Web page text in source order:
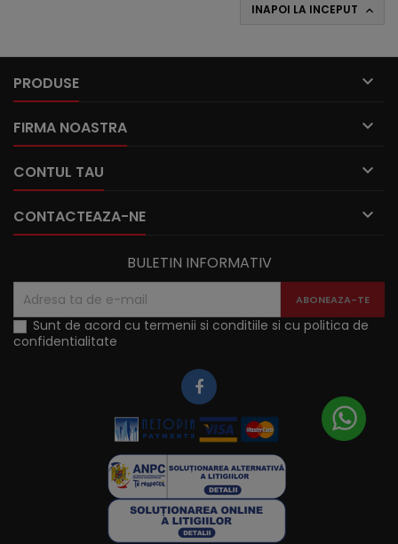
INAPOI LA INCEPUT 
PRODUSE 
FIRMA NOASTRA 
CONTUL TAU 
CONTACTEAZA-NE 
BULETIN INFORMATIV
Sunt de acord cu termenii si conditiile si cu politica de
confidentialitate